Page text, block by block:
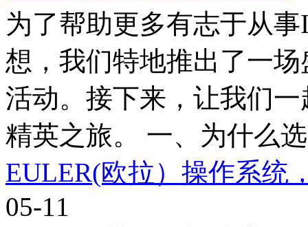
为了帮助更多有志于从
想，我们特地推出了一
活动。接下来，让我们
精英之旅。 一、为什么
EULER(欧拉）操作系统
05-11